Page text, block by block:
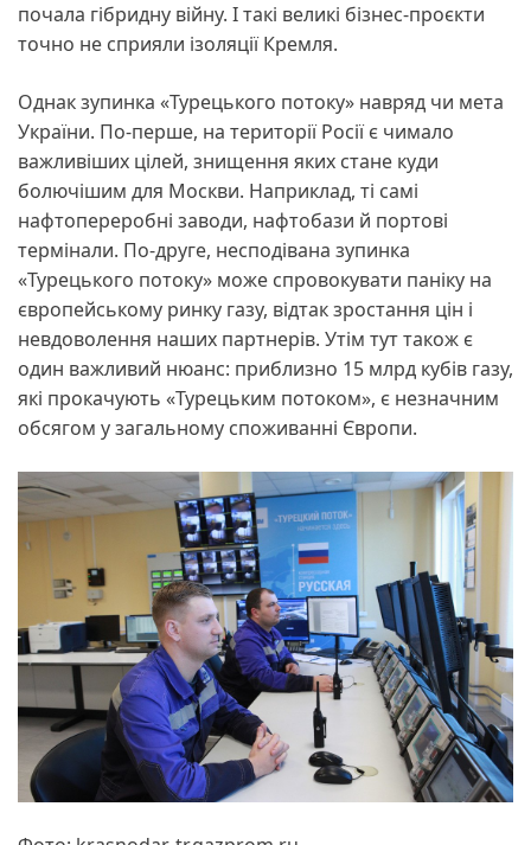
почала гібридну війну. І такі великі бізнес-проєкти
точно не сприяли ізоляції Кремля.
Однак зупинка «Турецького потоку» навряд чи мета
України. По-перше, на території Росії є чимало
важливіших цілей, знищення яких стане куди
болючішим для Москви. Наприклад, ті самі
нафтопереробні заводи, нафтобази й портові
термінали. По-друге, несподівана зупинка
«Турецького потоку» може спровокувати паніку на
європейському ринку газу, відтак зростання цін і
невдоволення наших партнерів. Утім тут також є
один важливий нюанс: приблизно 15 млрд кубів газу,
які прокачують «Турецьким потоком», є незначним
обсягом у загальному споживанні Європи.